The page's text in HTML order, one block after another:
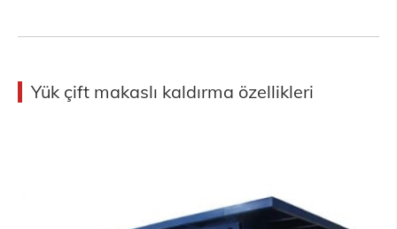
Yük çift makaslı kaldırma özellikleri